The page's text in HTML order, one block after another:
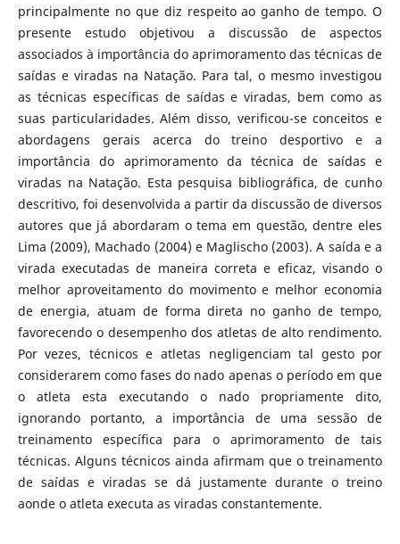
principalmente no que diz respeito ao ganho de tempo. O
presente estudo objetivou a discussão de aspectos
associados à importância do aprimoramento das técnicas de
saídas e viradas na Natação. Para tal, o mesmo investigou
as técnicas específicas de saídas e viradas, bem como as
suas particularidades. Além disso, verificou-se conceitos e
abordagens gerais acerca do treino desportivo e a
importância do aprimoramento da técnica de saídas e
viradas na Natação. Esta pesquisa bibliográfica, de cunho
descritivo, foi desenvolvida a partir da discussão de diversos
autores que já abordaram o tema em questão, dentre eles
Lima (2009), Machado (2004) e Maglischo (2003). A saída e a
virada executadas de maneira correta e eficaz, visando o
melhor aproveitamento do movimento e melhor economia
de energia, atuam de forma direta no ganho de tempo,
favorecendo o desempenho dos atletas de alto rendimento.
Por vezes, técnicos e atletas negligenciam tal gesto por
considerarem como fases do nado apenas o período em que
o atleta esta executando o nado propriamente dito,
ignorando portanto, a importância de uma sessão de
treinamento específica para o aprimoramento de tais
técnicas. Alguns técnicos ainda afirmam que o treinamento
de saídas e viradas se dá justamente durante o treino
aonde o atleta executa as viradas constantemente.